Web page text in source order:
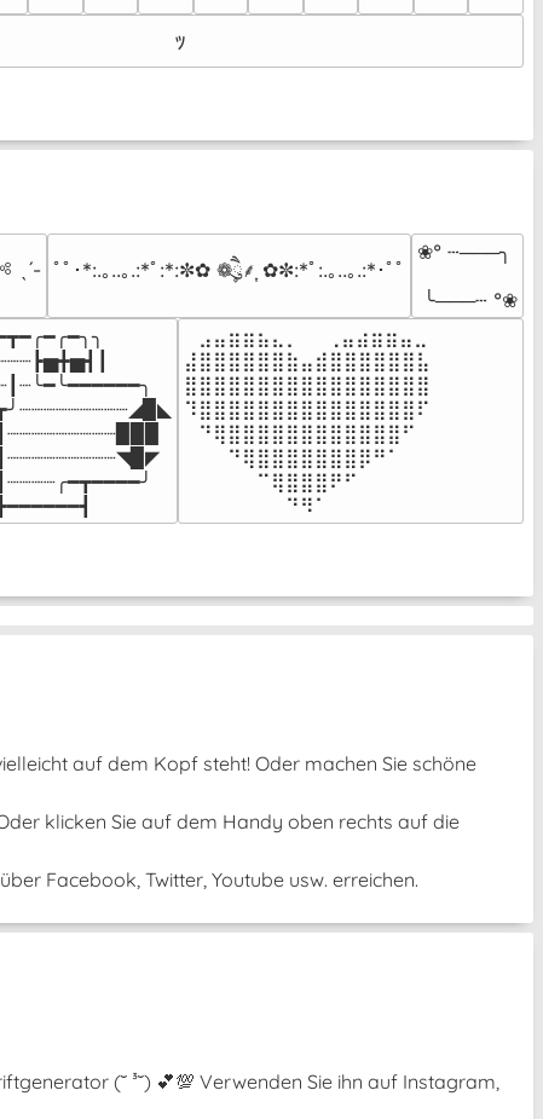
ｯ
ﾟﾟ･*:.｡..｡.:*ﾟ:*:✼✿ ❁ཻུ۪۪⸙͎ ✿✼:*ﾟ:.｡..｡.:*･ﾟﾟ
❀° ┄───╮
╰───┄ °❀
⠀⣠⣤⣶⣶⣦⣄⡀  ⠀⢀⣤⣴⣶⣶⣤⣀⠀
⣼⣿⣿⣿⣿⣿⣿⣷⣤⣾⣿⣿⣿⣿⣿⣿⣧
⣿⣿⣿⣿⣿⣿⣿⣿⣿⣿⣿⣿⣿⣿⣿⣿⣿
⠹⣿⣿⣿⣿⣿⣿⣿⣿⣿⣿⣿⣿⣿⣿⣿⠏
⠀⠙⢿⣿⣿⣿⣿⣿⣿⣿⣿⣿⣿⣿⣿⠋⠀
⠀⠀⠀⠙⢿⣿⣿⣿⣿⣿⣿⣿⡿⠛⠁⠀⠀
⠀⠀⠀⠀⠀⠉⢿⣿⣿⣿⠟⠋⠀⠀⠀⠀⠀
⠀⠀⠀⠀⠀⠀⠀⠙⠻⠁⠀⠀⠀⠀⠀⠀⠀⠀⠀⠀⠀⠀⠀
auf dem Kopf steht! Oder machen Sie schöne
klicken Sie auf dem Handy oben rechts auf die
Facebook, Twitter, Youtube usw. erreichen.
(˘ ³˘) 💕💯 Verwenden Sie ihn auf Instagram,